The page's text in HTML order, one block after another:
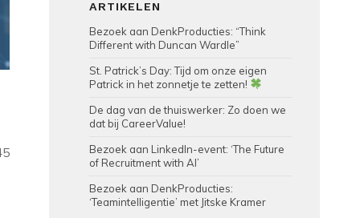
ARTIKELEN
Bezoek aan DenkProducties: “Think
Different with Duncan Wardle”
St. Patrick’s Day: Tijd om onze eigen
Patrick in het zonnetje te zetten!
De dag van de thuiswerker: Zo doen we
dat bij CareerValue!
Bezoek aan LinkedIn-event: ‘The Future
of Recruitment with AI’
Bezoek aan DenkProducties:
‘Teamintelligentie’ met Jitske Kramer